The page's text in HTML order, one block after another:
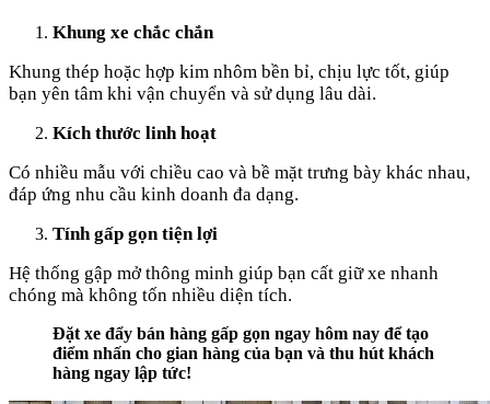
Khung xe chắc chắn
Khung thép hoặc hợp kim nhôm bền bỉ, chịu lực tốt, giúp
bạn yên tâm khi vận chuyển và sử dụng lâu dài.
Kích thước linh hoạt
Có nhiều mẫu với chiều cao và bề mặt trưng bày khác nhau,
đáp ứng nhu cầu kinh doanh đa dạng.
Tính gấp gọn tiện lợi
Hệ thống gập mở thông minh giúp bạn cất giữ xe nhanh
chóng mà không tốn nhiều diện tích.
Đặt xe đẩy bán hàng gấp gọn ngay hôm nay để tạo
điểm nhấn cho gian hàng của bạn và thu hút khách
hàng ngay lập tức!